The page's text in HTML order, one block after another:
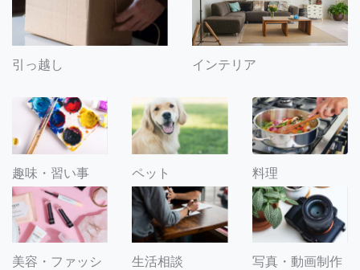
引っ越し インテリア
趣味・習い事 ペット 料理
美容・ファッシ
生活相談 写真・動画制作